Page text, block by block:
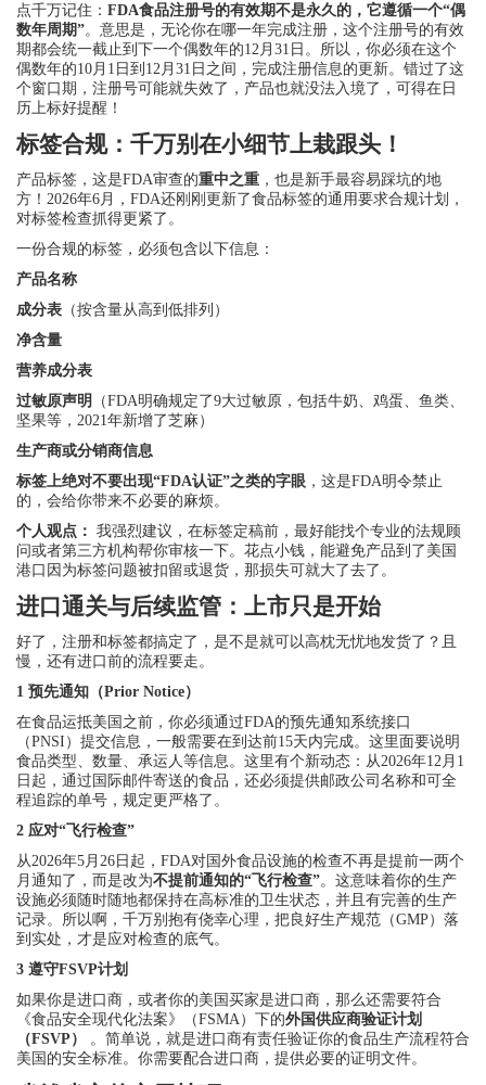
点千万记住： FDA食品注册号的有效期不是永久的，它遵循一个“偶
数年周期”。意思是，无论你在哪一年完成注册，这个注册号的有效
期都会统一截止到下一个偶数年的12月31日。所以，你必须在这个
偶数年的10月1日到12月31日之间，完成注册信息的更新。错过了这
个窗口期，注册号可能就失效了，产品也就没法入境了，可得在日
历上标好提醒！
标签合规：千万别在小细节上栽跟头！
产品标签，这是FDA审查的重中之重 ，也是新手最容易踩坑的地
方！2026年6月，FDA还刚刚更新了食品标签的通用要求合规计划，
对标签检查抓得更紧了。
一份合规的标签，必须包含以下信息：
产品名称
成分表 （按含量从高到低排列）
净含量
营养成分表
过敏原声明
（FDA明确规定了9大过敏原，包括牛奶、鸡蛋、鱼类、
坚果等，2021年新增了芝麻）
生产商或分销商信息
标签上绝对不要出现“FDA认证”之类的字眼 ，这是FDA明令禁止
的，会给你带来不必要的麻烦。
个人观点： 我强烈建议，在标签定稿前，最好能找个专业的法规顾
问或者第三方机构帮你审核一下。花点小钱，能避免产品到了美国
港口因为标签问题被扣留或退货，那损失可就大了去了。
进口通关与后续监管：上市只是开始
好了，注册和标签都搞定了，是不是就可以高枕无忧地发货了？且
慢，还有进口前的流程要走。
1 预先通知（Prior Notice）
在食品运抵美国之前，你必须通过FDA的预先通知系统接口
（PNSI）提交信息，一般需要在到达前15天内完成。这里面要说明
食品类型、数量、承运人等信息。这里有个新动态：从2026年12月1
日起，通过国际邮件寄送的食品，还必须提供邮政公司名称和可全
程追踪的单号，规定更严格了。
2 应对“飞行检查”
从2026年5月26日起，FDA对国外食品设施的检查不再是提前一两个
月通知了，而是改为不提前通知的“飞行检查”。这意味着你的生产
设施必须随时随地都保持在高标准的卫生状态，并且有完善的生产
记录。所以啊，千万别抱有侥幸心理，把良好生产规范（GMP）落
到实处，才是应对检查的底气。
3 遵守FSVP计划
如果你是进口商，或者你的美国买家是进口商，那么还需要符合
《食品安全现代化法案》（FSMA）下的外国供应商验证计划
（FSVP）
。简单说，就是进口商有责任验证你的食品生产流程符合
美国的安全标准。你需要配合进口商，提供必要的证明文件。